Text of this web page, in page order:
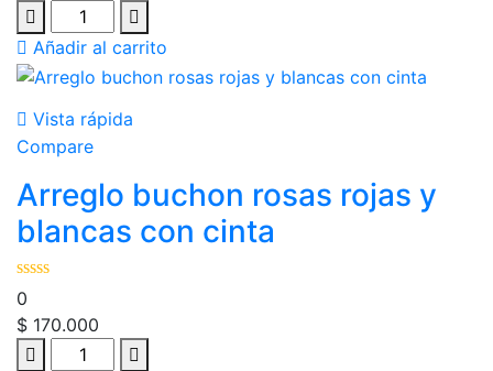
Añadir al carrito
Vista rápida
Compare
Arreglo buchon rosas rojas y
blancas con cinta
0
$ 170.000